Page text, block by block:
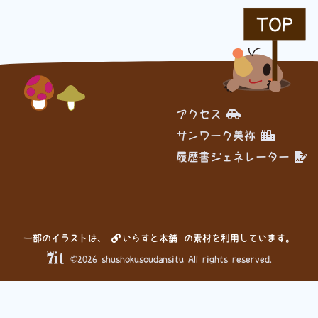
TOP
アクセス
サンワーク美祢
履歴書ジェネレーター
一部のイラストは、 いらすと本舗 の素材を利用しています。
©2026 shushokusoudansitu All rights reserved.